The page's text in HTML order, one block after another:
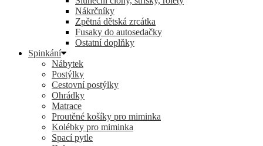
Nákrčníky
Zpětná dětská zrcátka
Fusaky do autosedačky
Ostatní doplňky
Spinkání
Nábytek
Postýlky
Cestovní postýlky
Ohrádky
Matrace
Proutěné košíky pro miminka
Kolébky pro miminka
Spací pytle